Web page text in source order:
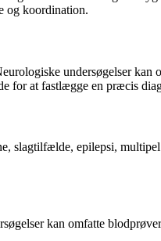
og koordination.
undersøgelser kan
for at fastlægge en præcis
epilepsi,
kan omfatte